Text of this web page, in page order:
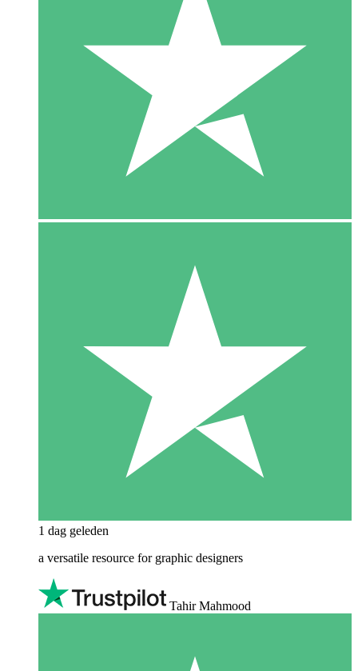
1 dag geleden
a versatile resource for graphic designers
Tahir Mahmood